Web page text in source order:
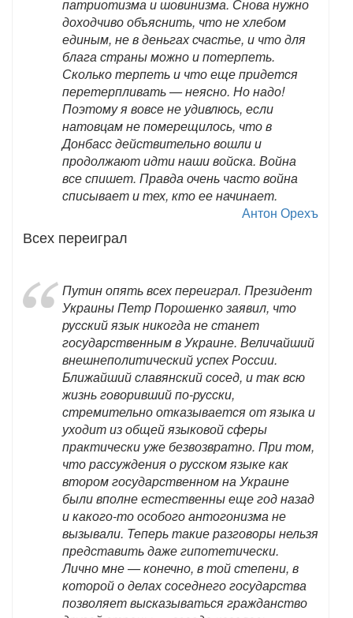
патриотизма и шовинизма. Снова нужно
доходчиво объяснить, что не хлебом
единым, не в деньгах счастье, и что для
блага страны можно и потерпеть.
Сколько терпеть и что еще придется
перетерпливать — неясно. Но надо!
Поэтому я вовсе не удивлюсь, если
натовцам не померещилось, что в
Донбасс действительно вошли и
продолжают идти наши войска. Война
все спишет. Правда очень часто война
списывает и тех, кто ее начинает.
Антон Орехъ
Всех переиграл
Путин опять всех переиграл. Президент
Украины Петр Порошенко заявил, что
русский язык никогда не станет
государственным в Украине. Величайший
внешнеполитический успех России.
Ближайший славянский сосед, и так всю
жизнь говоривший по-русски,
стремительно отказывается от языка и
уходит из общей языковой сферы
практически уже безвозвратно. При том,
что рассуждения о русском языке как
втором государственном на Украине
были вполне естественны еще год назад
и какого-то особого антогонизма не
вызывали. Теперь такие разговоры нельзя
представить даже гипотетически.
Лично мне — конечно, в той степени, в
которой о делах соседнего государства
позволяет высказываться гражданство